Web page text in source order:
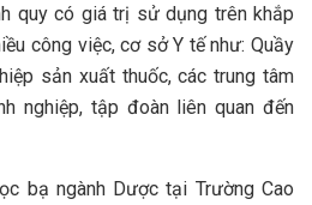
quy có giá trị sử dụng trên khắp
công việc, cơ sở Y tế như: Quầy
sản xuất thuốc, các trung tâm
nghiệp, tập đoàn liên quan đến
bạ ngành Dược tại Trường Cao